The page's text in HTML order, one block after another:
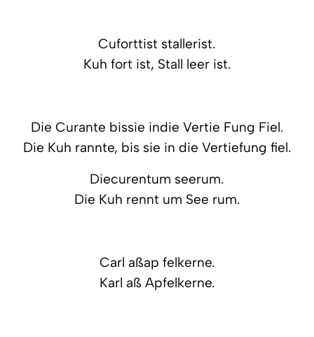
Cuforttist stallerist.
Kuh fort ist, Stall leer ist.
Die Curante bissie indie Vertie Fung Fiel.
Die Kuh rannte, bis sie in die Vertiefung fiel.
Diecurentum seerum.
Die Kuh rennt um See rum.
Carl aßap felkerne.
Karl aß Apfelkerne.